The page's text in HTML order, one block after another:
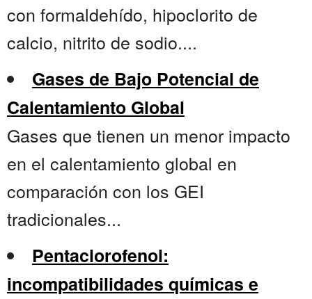
con formaldehído, hipoclorito de
calcio, nitrito de sodio....
Gases de Bajo Potencial de
Calentamiento Global
Gases que tienen un menor impacto
en el calentamiento global en
comparación con los GEI
tradicionales...
Pentaclorofenol:
incompatibilidades químicas e